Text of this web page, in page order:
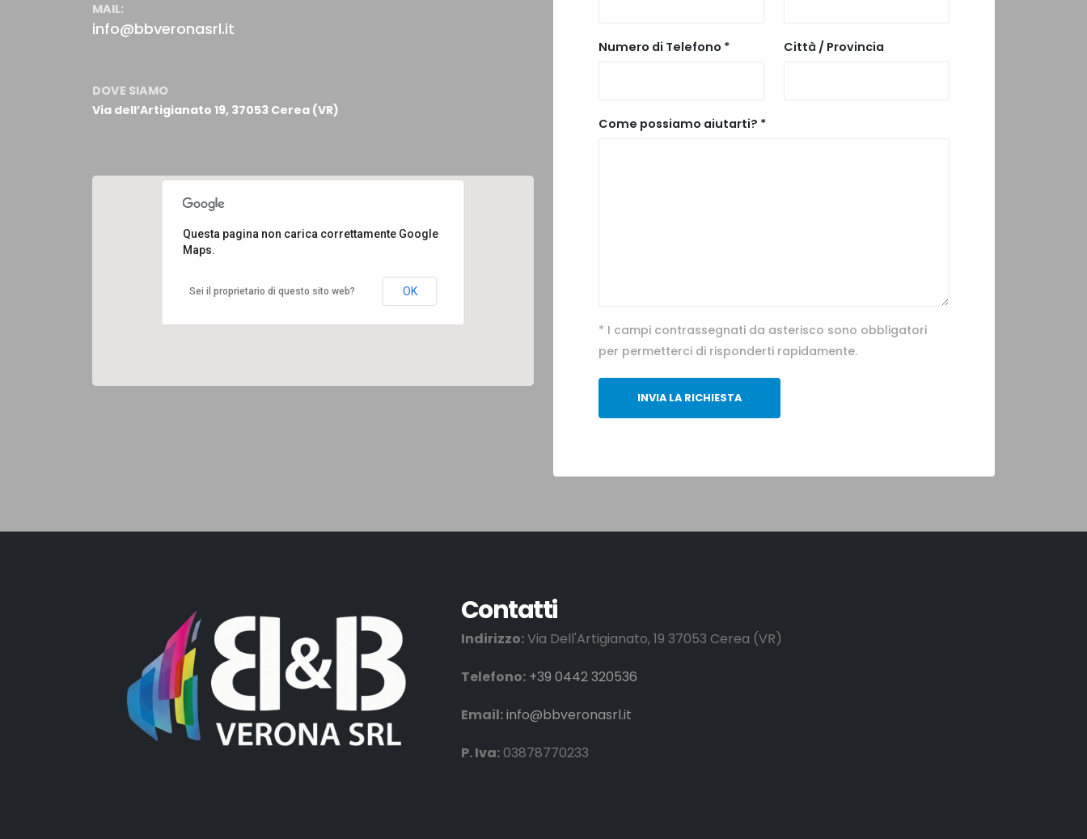
MAIL:
info@bbveronasrl.it
DOVE SIAMO
Via dell’Artigianato 19, 37053 Cerea (VR)
Questa pagina non carica correttamente Google
Maps.
Sei il proprietario di questo sito web? OK
Numero di Telefono * Città / Provincia
Come possiamo aiutarti? *
* I campi contrassegnati da asterisco sono obbligatori
per permetterci di risponderti rapidamente.
Contatti
Indirizzo:Via Dell'Artigianato, 19 37053 Cerea (VR)
Telefono: +39 0442 320536
Email:info@bbveronasrl.it
P. Iva:03878770233